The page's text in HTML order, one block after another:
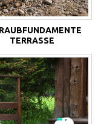
TERRASSE